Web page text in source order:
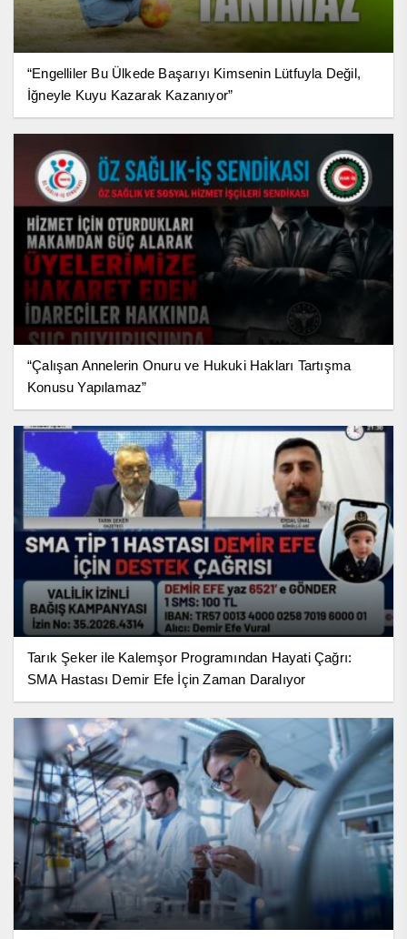
“Engelliler Bu Ülkede Başarıyı Kimsenin Lütfuyla Değil,
İğneyle Kuyu Kazarak Kazanıyor”
“Çalışan Annelerin Onuru ve Hukuki Hakları Tartışma
Konusu Yapılamaz”
Tarık Şeker ile Kalemşor Programından Hayati Çağrı:
SMA Hastası Demir Efe İçin Zaman Daralıyor